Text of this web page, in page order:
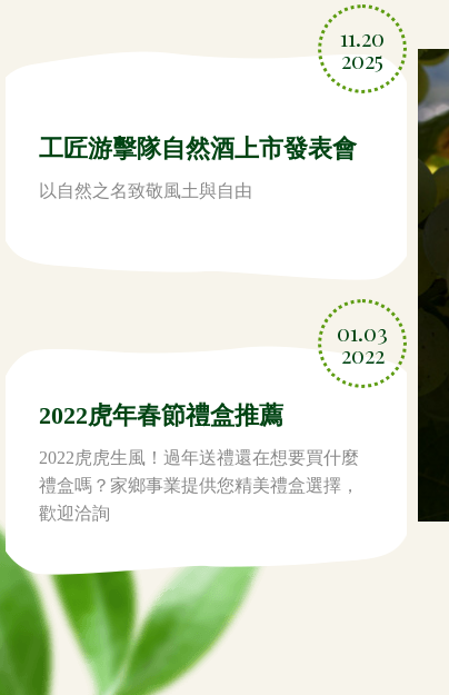
11.20
2025
工匠游擊隊自然酒上市發表會
以自然之名致敬風土與自由
01.03
2022
2022虎年春節禮盒推薦
2022虎虎生風！過年送禮還在想要買什麼
禮盒嗎？家鄉事業提供您精美禮盒選擇，
歡迎洽詢